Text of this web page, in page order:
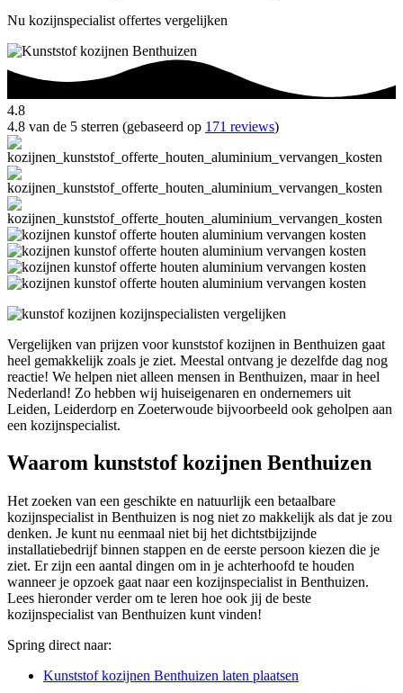
Nu kozijnspecialist offertes vergelijken
4.8
4.8 van de 5 sterren (gebaseerd op 171 reviews)
Vergelijken van prijzen voor kunststof kozijnen in Benthuizen gaat
heel gemakkelijk zoals je ziet. Meestal ontvang je dezelfde dag nog
reactie! We helpen niet alleen mensen in Benthuizen, maar in heel
Nederland! Zo hebben wij huiseigenaren en ondernemers uit
Leiden, Leiderdorp en Zoeterwoude bijvoorbeeld ook geholpen aan
een kozijnspecialist.
Waarom kunststof kozijnen Benthuizen
Het zoeken van een geschikte en natuurlijk een betaalbare
kozijnspecialist in Benthuizen is nog niet zo makkelijk als dat je zou
denken. Je kunt nu eenmaal niet bij het dichtstbijzijnde
installatiebedrijf binnen stappen en de eerste persoon kiezen die je
ziet. Er zijn een aantal dingen om in je achterhoofd te houden
wanneer je opzoek gaat naar een kozijnspecialist in Benthuizen.
Lees hieronder verder om te leren hoe ook jij de beste
kozijnspecialist van Benthuizen kunt vinden!
Spring direct naar:
Kunststof kozijnen Benthuizen laten plaatsen